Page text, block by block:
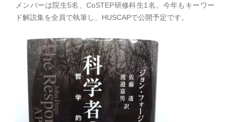
メンバーは院生5名、CoSTEP研修科生1名。今年もキーワー
ド解説集を全員で執筆し、HUSCAPで公開予定です。